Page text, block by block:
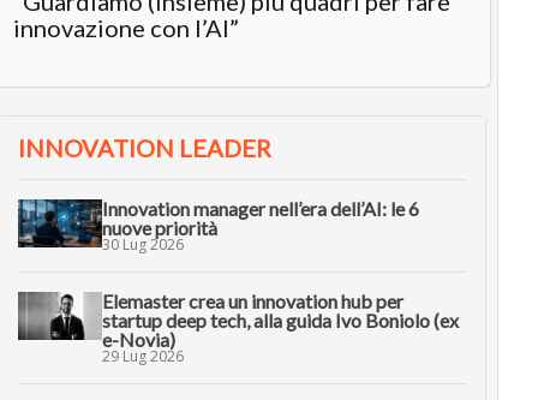
innovazione con l’AI”
INNOVATION LEADER
Innovation manager nell’era dell’AI: le 6
nuove priorità
30 Lug 2026
Elemaster crea un innovation hub per
startup deep tech, alla guida Ivo Boniolo (ex
e-Novia)
29 Lug 2026